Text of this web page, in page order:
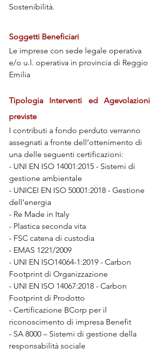
Sostenibilità.
Soggetti Beneficiari
Le imprese con sede legale operativa
e/o u.l. operativa in provincia di Reggio
Emilia
Tipologia Interventi ed Agevolazioni
previste
I contributi a fondo perduto verranno
assegnati a fronte dell’ottenimento di
una delle seguenti certificazioni:
- UNI EN ISO 14001:2015 - Sistemi di
gestione ambientale
- UNICEI EN ISO 50001:2018 - Gestione
dell’energia
- Re Made in Italy
- Plastica seconda vita
- FSC catena di custodia
- EMAS 1221/2009
- UNI EN ISO14064-1:2019 - Carbon
Footprint di Organizzazione
- UNI EN ISO 14067:2018 - Carbon
Footprint di Prodotto
- Certificazione BCorp per il
riconoscimento di impresa Benefit
- SA 8000 – Sistemi di gestione della
responsabilità sociale